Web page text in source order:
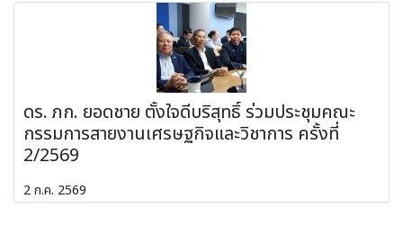
ดร. ภก. ยอดชาย ตั้งใจดีบริสุทธิ์ ร่วมประชุมคณะ
กรรมการสายงานเศรษฐกิจและวิชาการ ครั้งที่
2/2569
2 ก.ค. 2569